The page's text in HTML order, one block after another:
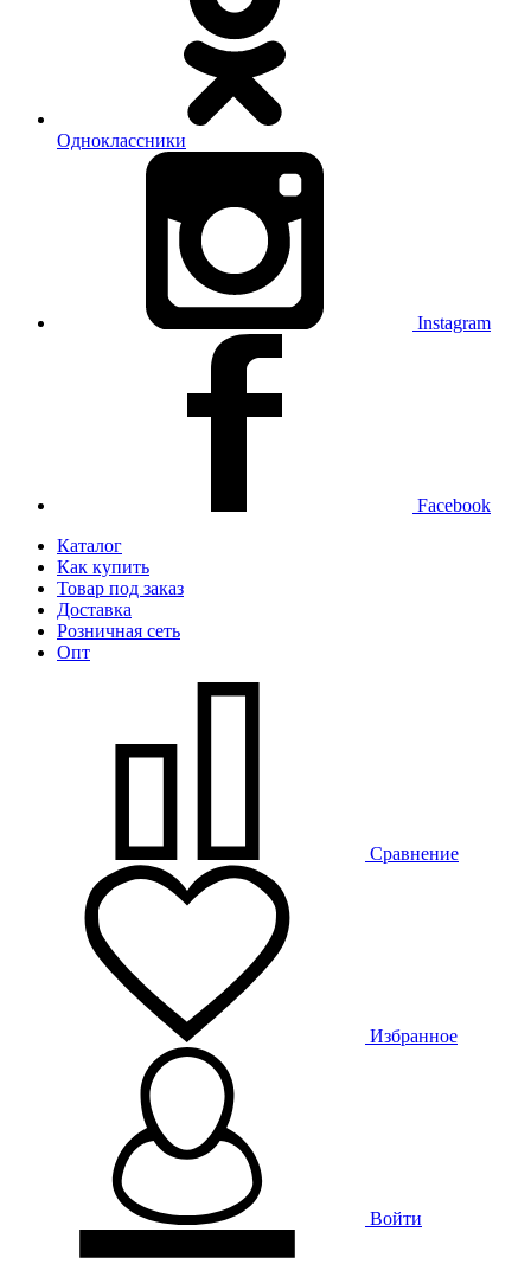
Одноклассники
Instagram
Facebook
Каталог
Как купить
Товар под заказ
Доставка
Розничная сеть
Опт
Сравнение
Избранное
Войти